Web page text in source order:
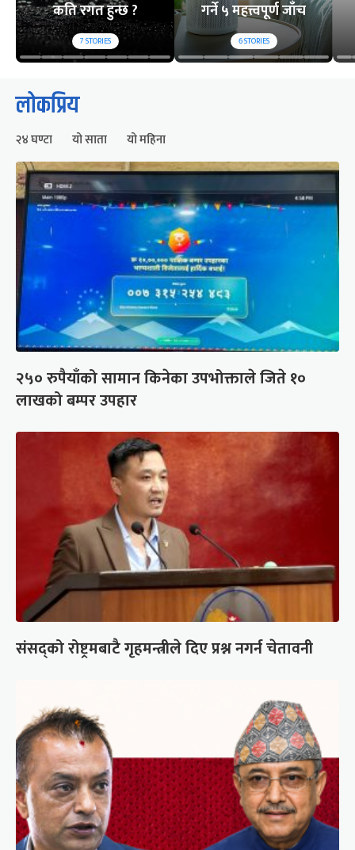
कति रगत हुन्छ ?
7STORIES
गर्ने ५ महत्त्वपूर्ण जाँच
6STORIES
लोकप्रिय
२४ घण्टा यो साता यो महिना
२५० रुपैयाँको सामान किनेका उपभोक्ताले जिते १०
लाखको बम्पर उपहार
संसद्को रोष्ट्रमबाटै गृहमन्त्रीले दिए प्रश्न नगर्न चेतावनी